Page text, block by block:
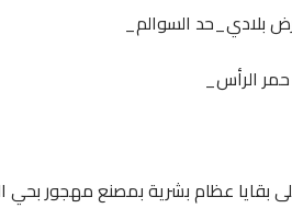
بلادي_حد السوالم_
الرأس_
بقايا عظام بشرية بمصنع مهجور